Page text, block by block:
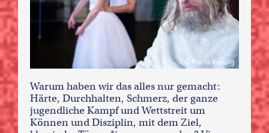
Paula Reissig
Warum haben wir das alles nur gemacht:
Härte, Durchhalten, Schmerz, der ganze
jugendliche Kampf und Wettstreit um
Können und Disziplin, mit dem Ziel,